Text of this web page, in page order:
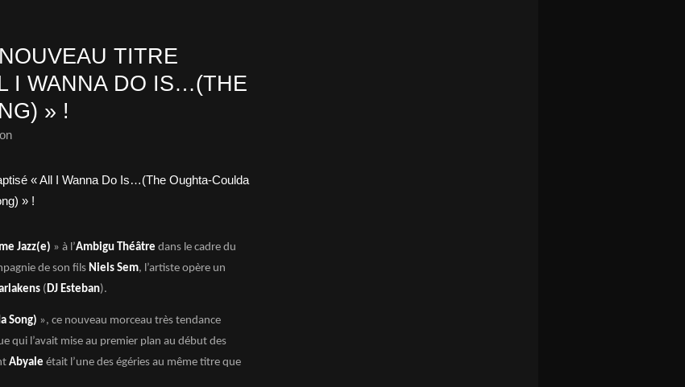
TITRE
I WANNA DO IS…(THE
» !
Jazz(e) » à l’Ambigu Théâtre dans le cadre du
de son filsNiels Sem, l’artiste opère un
(DJ Esteban).
Song) », ce nouveau morceau très tendance
qui l’avait mise au premier plan au début des
Abyale était l’une des égéries au même titre que